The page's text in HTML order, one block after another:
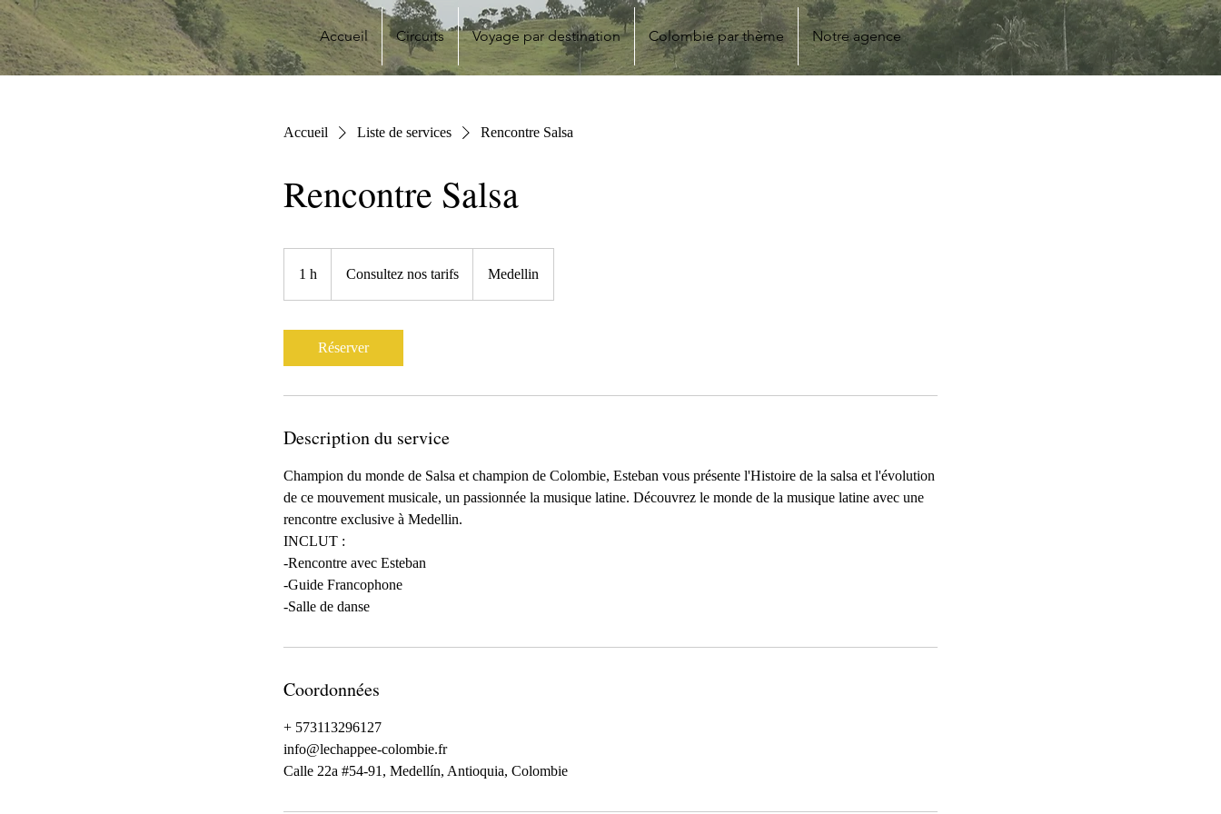
Accueil Circuits Voyage par destination Colombie par thème Notre agence
Accueil Liste de services Rencontre Salsa
Rencontre Salsa
1 h
tarifsConsultez nos tarifs Medellin
Réserver
Description du service
Champion du monde de Salsa et champion de Colombie, Esteban vous présente l'Histoire de la salsa et l'évolution
de ce mouvement musicale, un passionnée la musique latine. Découvrez le monde de la musique latine avec une
rencontre exclusive à Medellin.
INCLUT :
-Rencontre avec Esteban
-Guide Francophone
-Salle de danse
Coordonnées
+ 573113296127
info@lechappee-colombie.fr
Calle 22a #54-91, Medellín, Antioquia, Colombie